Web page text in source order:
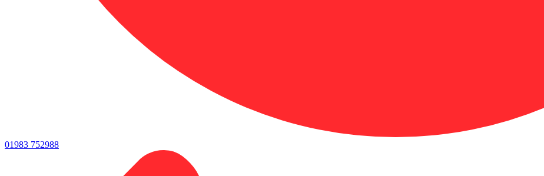
01983 752988